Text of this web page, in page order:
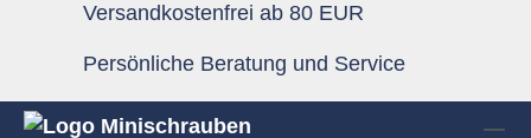
Versandkostenfrei ab 80 EUR
Persönliche Beratung und Service